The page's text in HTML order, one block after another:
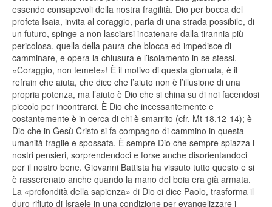
essendo consapevoli della nostra fragilità. Dio per bocca del
profeta Isaia, invita al coraggio, parla di una strada possibile, di
un futuro, spinge a non lasciarsi incatenare dalla tirannia più
pericolosa, quella della paura che blocca ed impedisce di
camminare, e opera la chiusura e l’isolamento in se stessi.
«Coraggio, non temete»! È il motivo di questa giornata, è il
refrain che aiuta, che dice che l’aiuto non è l’illusione di una
propria potenza, ma l’aiuto è Dio che si china su di noi facendosi
piccolo per incontrarci. È Dio che incessantemente e
costantemente è in cerca di chi è smarrito (cfr. Mt 18,12-14); è
Dio che in Gesù Cristo si fa compagno di cammino in questa
umanità fragile e spossata. È sempre Dio che sempre spiazza i
nostri pensieri, sorprendendoci e forse anche disorientandoci
per il nostro bene. Giovanni Battista ha vissuto tutto questo e si
è rasserenato anche quando la mano del boia era già armata.
La «profondità della sapienza» di Dio ci dice Paolo, trasforma il
duro rifiuto di Israele in una condizione per evangelizzare i